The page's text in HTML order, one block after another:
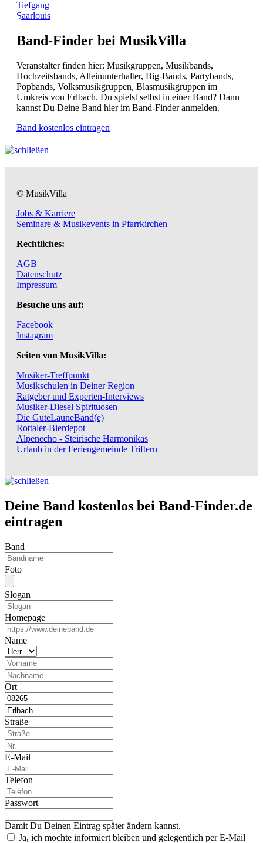
Tiefgang
Saarlouis
Band-Finder bei MusikVilla
Veranstalter finden hier: Musikgruppen, Musikbands,
Hochzeitsbands, Alleinunterhalter, Big-Bands, Partybands,
Popbands, Volksmusikgruppen, Blasmusikgruppen im
Umkreis von Erlbach. Du spielst selbst in einer Band? Dann
kannst Du Deine Band hier im Band-Finder anmelden.
Band kostenlos eintragen
© MusikVilla
Jobs & Karriere
Seminare & Musikevents in Pfarrkirchen
Rechtliches:
AGB
Datenschutz
Impressum
Besuche uns auf:
Facebook
Instagram
Seiten von MusikVilla:
Musiker-Treffpunkt
Musikschulen in Deiner Region
Ratgeber und Experten-Interviews
Musiker-Diesel Spirituosen
Die GuteLauneBand(e)
Rottaler-Bierdepot
Alpenecho - Steirische Harmonikas
Urlaub in der Feriengemeinde Triftern
Deine Band kostenlos bei Band-Finder.de
eintragen
Band
Foto
Slogan
Homepage
Name
Ort
Straße
E-Mail
Telefon
Passwort
Damit Du Deinen Eintrag später ändern kannst.
Ja, ich möchte informiert bleiben und gelegentlich per E-Mail